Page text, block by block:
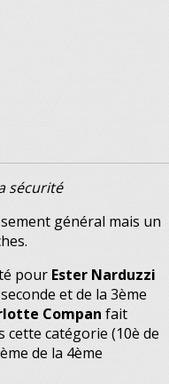
sécurité
général mais un
pour Ester Narduzzi
et de la 3ème
Compan fait
catégorie (10è de
de la 4ème